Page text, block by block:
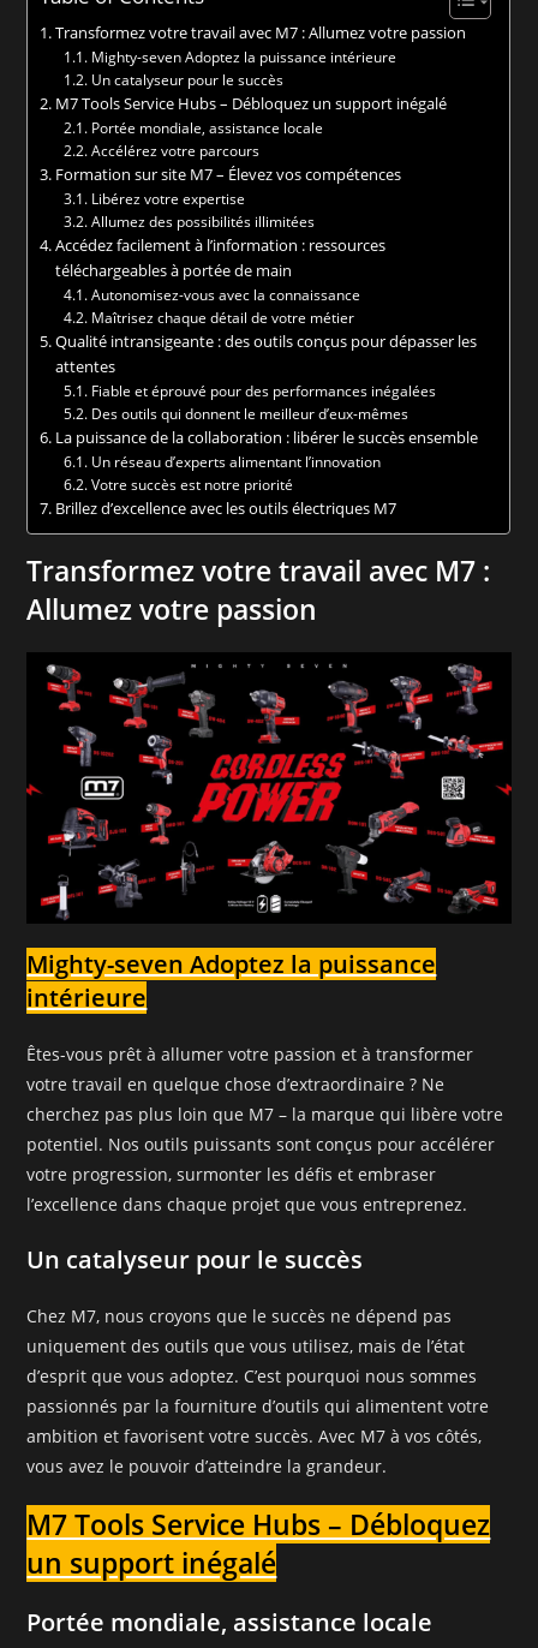
Transformez votre travail avec M7 : Allumez votre passion
Mighty-seven Adoptez la puissance intérieure
Un catalyseur pour le succès
M7 Tools Service Hubs – Débloquez un support inégalé
Portée mondiale, assistance locale
Accélérez votre parcours
Formation sur site M7 – Élevez vos compétences
Libérez votre expertise
Allumez des possibilités illimitées
Accédez facilement à l’information : ressources
téléchargeables à portée de main
Autonomisez-vous avec la connaissance
Maîtrisez chaque détail de votre métier
Qualité intransigeante : des outils conçus pour dépasser les
attentes
Fiable et éprouvé pour des performances inégalées
Des outils qui donnent le meilleur d’eux-mêmes
La puissance de la collaboration : libérer le succès ensemble
Un réseau d’experts alimentant l’innovation
Votre succès est notre priorité
Brillez d’excellence avec les outils électriques M7
Transformez votre travail avec M7 :
Allumez votre passion
Mighty-seven Adoptez la puissance
intérieure
Êtes-vous prêt à allumer votre passion et à transformer
votre travail en quelque chose d’extraordinaire ? Ne
cherchez pas plus loin que M7 – la marque qui libère votre
potentiel. Nos outils puissants sont conçus pour accélérer
votre progression, surmonter les défis et embraser
l’excellence dans chaque projet que vous entreprenez.
Un catalyseur pour le succès
Chez M7, nous croyons que le succès ne dépend pas
uniquement des outils que vous utilisez, mais de l’état
d’esprit que vous adoptez. C’est pourquoi nous sommes
passionnés par la fourniture d’outils qui alimentent votre
ambition et favorisent votre succès. Avec M7 à vos côtés,
vous avez le pouvoir d’atteindre la grandeur.
M7 Tools Service Hubs – Débloquez
un support inégalé
Portée mondiale, assistance locale